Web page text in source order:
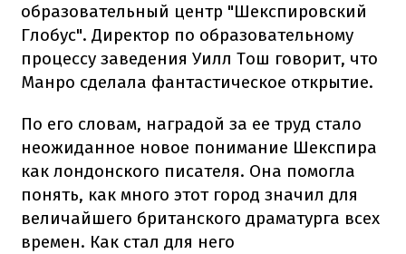
образовательный центр "Шекспировский
Глобус". Директор по образовательному
процессу заведения Уилл Тош говорит, что
Манро сделала фантастическое открытие.
По его словам, наградой за ее труд стало
неожиданное новое понимание Шекспира
как лондонского писателя. Она помогла
понять, как много этот город значил для
величайшего британского драматурга всех
времен. Как стал для него